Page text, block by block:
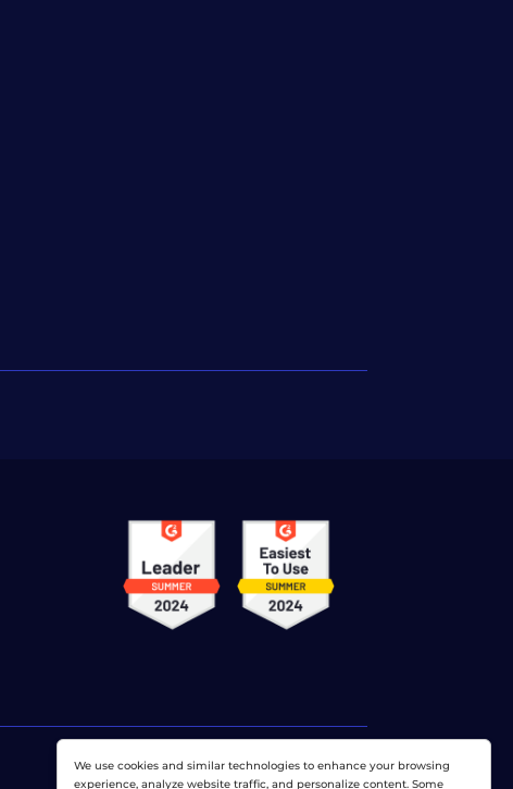
We use cookies and similar technologies to enhance your browsing
experience, analyze website traffic, and personalize content. Some